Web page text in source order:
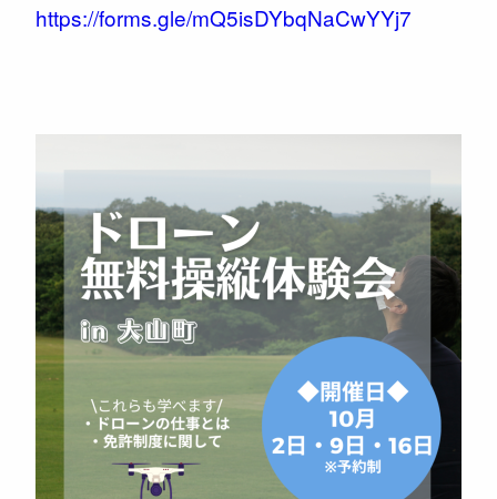
https://forms.gle/mQ5isDYbqNaCwYYj7